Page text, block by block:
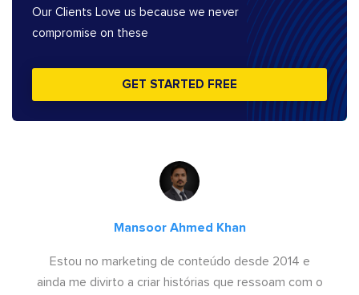
Our Clients Love us because we never
compromise on these
GET STARTED FREE
Mansoor Ahmed Khan
Estou no marketing de conteúdo desde 2014 e
ainda me divirto a criar histórias que ressoam com o